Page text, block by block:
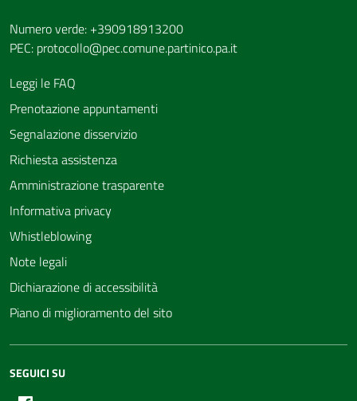
Numero verde: +390918913200
PEC: protocollo@pec.comune.partinico.pa.it
Leggi le FAQ
Prenotazione appuntamenti
Segnalazione disservizio
Richiesta assistenza
Amministrazione trasparente
Informativa privacy
Whistleblowing
Note legali
Dichiarazione di accessibilità
Piano di miglioramento del sito
SEGUICI SU